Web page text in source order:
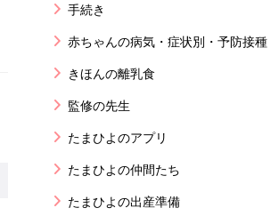
手続き
赤ちゃんの病気・症状別・予防接種
きほんの離乳食
監修の先生
たまひよのアプリ
たまひよの仲間たち
たまひよの出産準備